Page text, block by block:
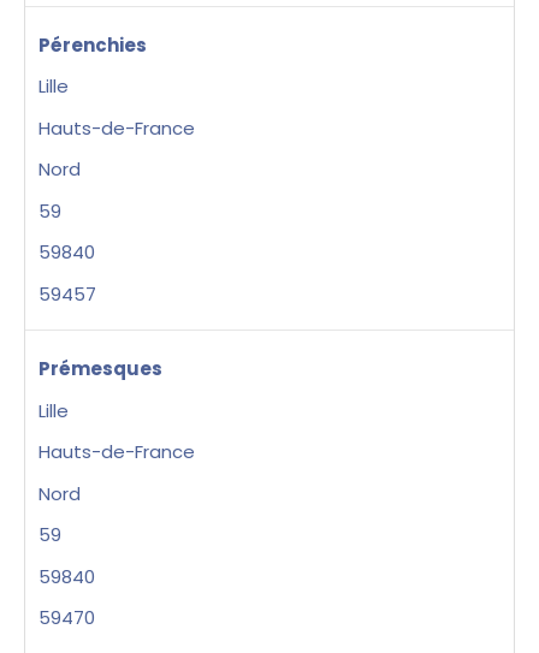
Pérenchies
Lille
Hauts-de-France
Nord
59
59840
59457
Prémesques
Lille
Hauts-de-France
Nord
59
59840
59470